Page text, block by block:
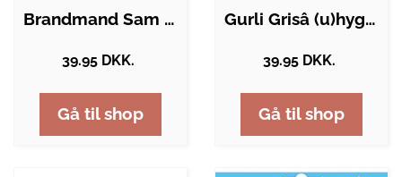
Brandmand Sam - Sam redder en hest
39.95 DKK.
Gå til shop
Gurli Grisâ (u)hyggelige halloween
39.95 DKK.
Gå til shop